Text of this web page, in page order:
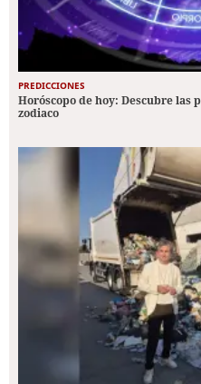
PREDICCIONES
Horóscopo de hoy: Descubre las
zodiaco